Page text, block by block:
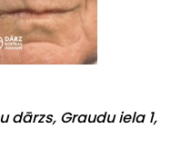
dārzs, Graudu iela 1,